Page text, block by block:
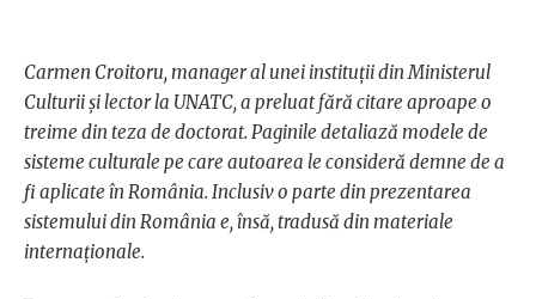
Carmen Croitoru, manager al unei instituții din Ministerul
Culturii și lector la UNATC, a preluat fără citare aproape o
treime din teza de doctorat. Paginile detaliază modele de
sisteme culturale pe care autoarea le consideră demne de a
fi aplicate în România. Inclusiv o parte din prezentarea
sistemului din România e, însă, tradusă din materiale
internaționale.